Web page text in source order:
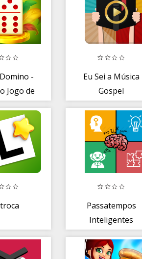
-
Jogo de
Eu Sei a Música
Gospel
Passatempos
Inteligentes